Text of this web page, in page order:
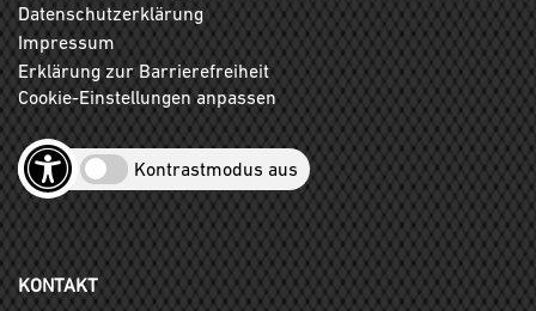
Datenschutzerklärung
Impressum
Erklärung zur Barrierefreiheit
Cookie-Einstellungen anpassen
Kontrastmodus aus
KONTAKT